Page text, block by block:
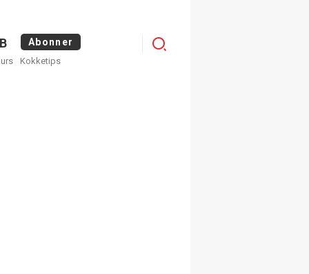
Abonner
Kokketips
Menu